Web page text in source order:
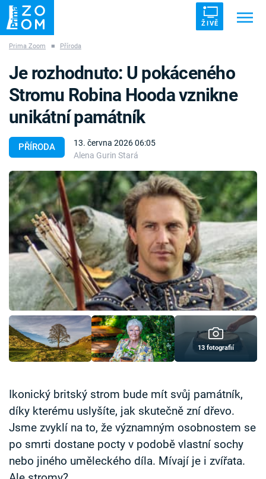
ŽIVĚ
ZÁHADY VETŘELCI DÁVNOVĚKU
Témata
Témata
Pořady
TV Program
Časopis
Sledujte prima+
Přihlášení
Sledujte nás
Prima Zoom ■ Příroda
PŘÍRODA
13. června 2026 06:05
Alena Gurin Stará
Je rozhodnuto: U pokáceného
Stromu Robina Hooda vznikne
unikátní památník
13 fotografií
Ikonický britský strom bude mít svůj památník,
díky kterému uslyšíte, jak skutečně zní dřevo.
Jsme zvyklí na to, že významným osobnostem se
po smrti dostane pocty v podobě vlastní sochy
nebo jiného uměleckého díla. Mívají je i zvířata.